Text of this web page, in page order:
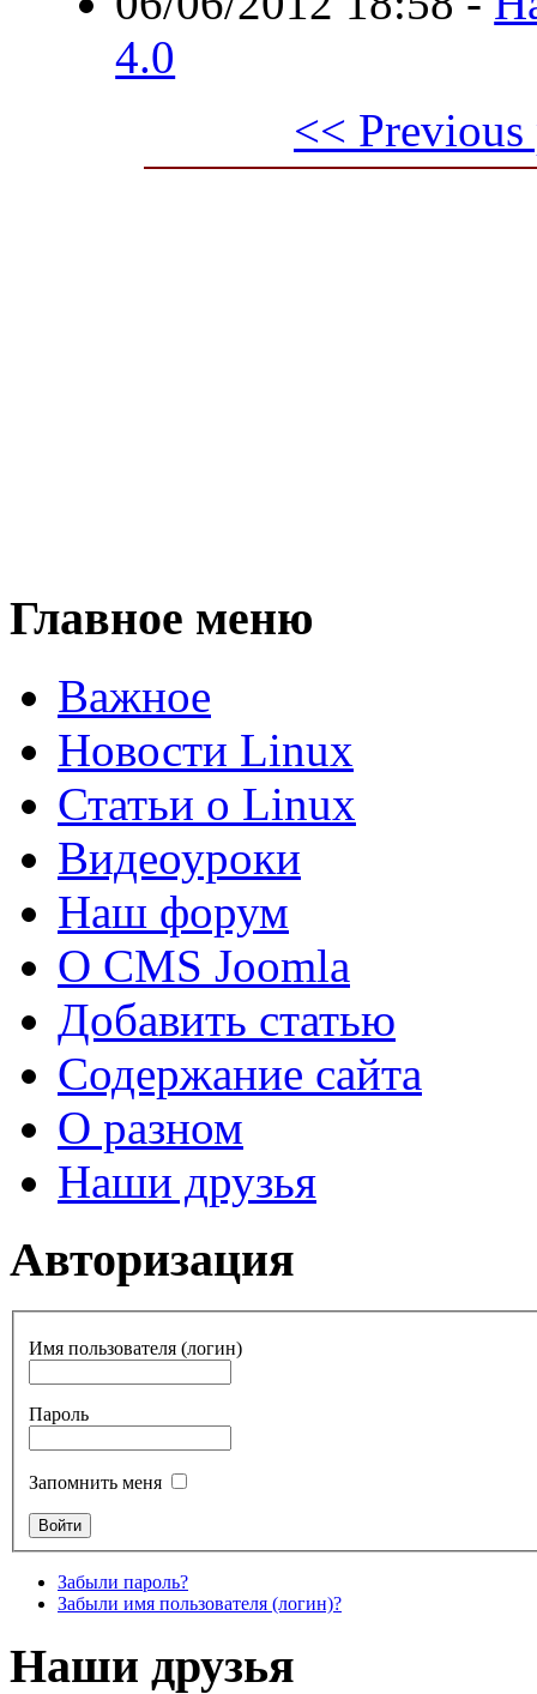
4.0
<< Previous
Главное меню
Важное
Новости Linux
Статьи о Linux
Видеоуроки
Наш форум
О CMS Joomla
Добавить статью
Содержание сайта
О разном
Наши друзья
Авторизация
Имя пользователя (логин)
Пароль
Запомнить меня
Забыли пароль?
Забыли имя пользователя (логин)?
Наши друзья